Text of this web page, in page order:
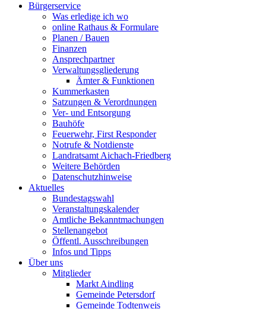
Bürgerservice
Was erledige ich wo
online Rathaus & Formulare
Planen / Bauen
Finanzen
Ansprechpartner
Verwaltungsgliederung
Ämter & Funktionen
Kummerkasten
Satzungen & Verordnungen
Ver- und Entsorgung
Bauhöfe
Feuerwehr, First Responder
Notrufe & Notdienste
Landratsamt Aichach-Friedberg
Weitere Behörden
Datenschutzhinweise
Aktuelles
Bundestagswahl
Veranstaltungskalender
Amtliche Bekanntmachungen
Stellenangebot
Öffentl. Ausschreibungen
Infos und Tipps
Über uns
Mitglieder
Markt Aindling
Gemeinde Petersdorf
Gemeinde Todtenweis